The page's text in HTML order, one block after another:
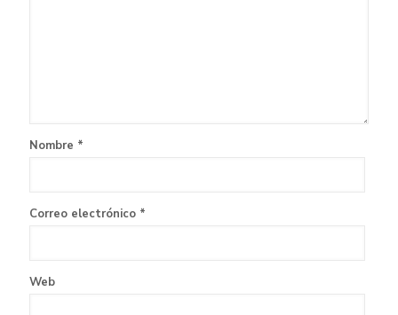
Nombre *
Correo electrónico *
Web